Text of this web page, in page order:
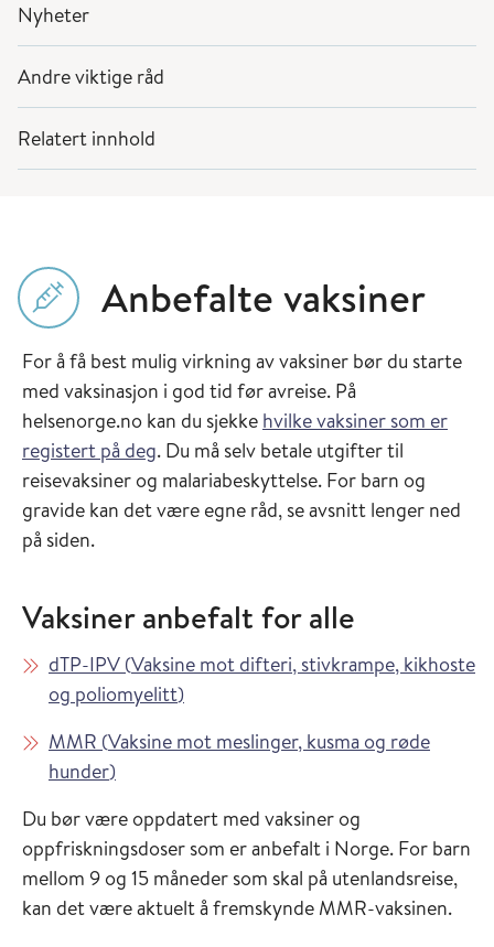
Nyheter
Andre viktige råd
Relatert innhold
Anbefalte vaksiner
For å få best mulig virkning av vaksiner bør du starte
med vaksinasjon i god tid før avreise. På
helsenorge.no kan du sjekke hvilke vaksiner som er
registert på deg. Du må selv betale utgifter til
reisevaksiner og malariabeskyttelse. For barn og
gravide kan det være egne råd, se avsnitt lenger ned
på siden.
Vaksiner anbefalt for alle
Les mer om
dTP-IPV (Vaksine mot difteri, stivkrampe, kikhoste
og poliomyelitt)i Vaksinasjonsveilederen
Les mer om
MMR (Vaksine mot meslinger, kusma og røde
hunder)i Vaksinasjonsveilederen
Du bør være oppdatert med vaksiner og
oppfriskningsdoser som er anbefalt i Norge. For barn
mellom 9 og 15 måneder som skal på utenlandsreise,
kan det være aktuelt å fremskynde MMR-vaksinen.